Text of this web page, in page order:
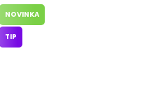
NOVINKA
TIP